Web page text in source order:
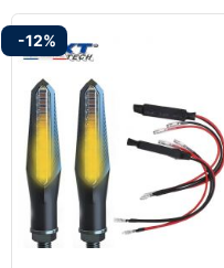
-12%